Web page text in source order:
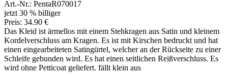
Art.-Nr.: PentaR070017
jetzt 30 % billiger
Preis: 34.90 €
Das Kleid ist ärmellos mit einem Stehkragen aus Satin und kleinem
Kordelverschluss am Kragen. Es ist mit Kirschen bedruckt und hat
einen eingearbeiteten Satingürtel, welcher an der Rückseite zu einer
Schleife gebunden wird. Es hat einen seitlichen Reißverschluss. Es
wird ohne Petticoat geliefert. fällt klein aus